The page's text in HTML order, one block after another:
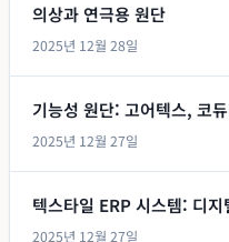
의상과 연극용 원단
2025년 12월 28일
기능성 원단: 고어텍스, 코
2025년 12월 27일
텍스타일 ERP 시스템: 디지
2025년 12월 27일